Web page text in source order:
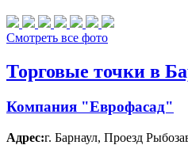
Смотреть все фото
Торговые точки в
Компания "Еврофасад"
Адрес:г. Барнаул, Проезд